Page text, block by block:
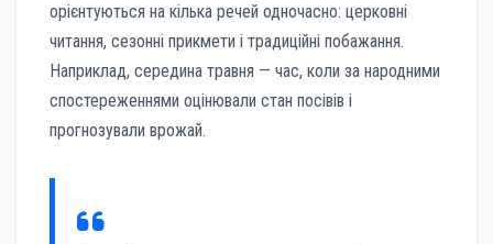
орієнтуються на кілька речей одночасно: церковні
читання, сезонні прикмети і традиційні побажання.
Наприклад, середина травня — час, коли за народними
спостереженнями оцінювали стан посівів і
прогнозували врожай.